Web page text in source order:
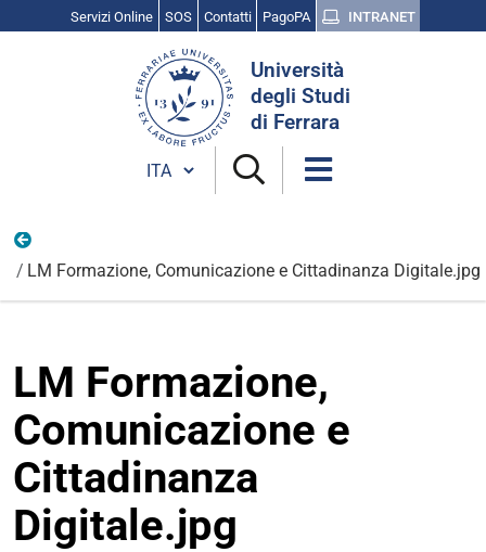
Servizi Online SOS Contatti PagoPA INTRANET
Università
degli Studi
di Ferrara
Cambia lingua
LM Formazione, Comunicazione e Cittadinanza Digitale.jpg
LM Formazione,
Comunicazione e
Cittadinanza
Digitale.jpg